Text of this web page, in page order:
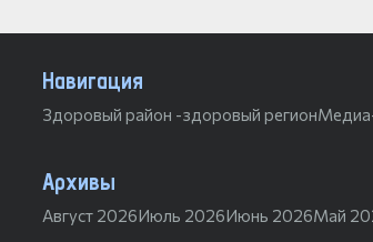
Навигация
Здоровый район -здоровый регион
Архивы
Август 2026Июль 2026Июнь 2026Май